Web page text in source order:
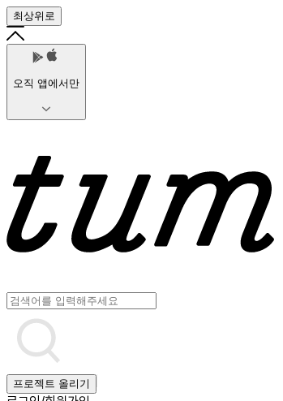
최상위로
오직 앱에서만
프로젝트 올리기